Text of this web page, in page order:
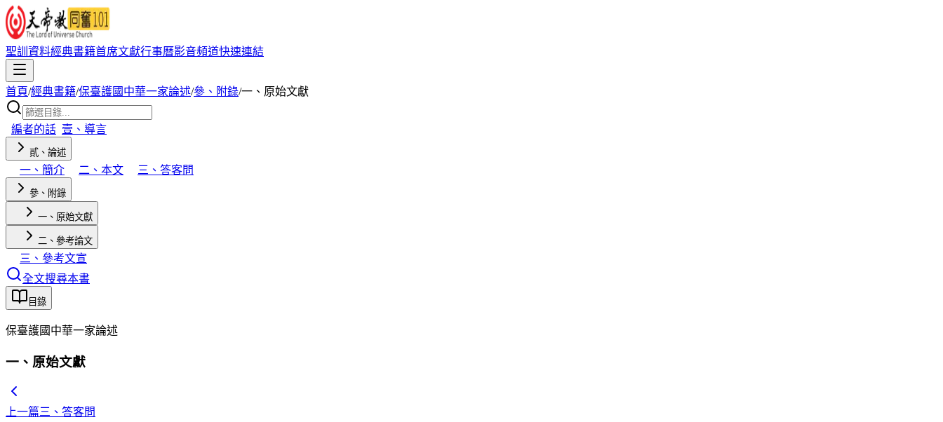
聖訓資料經典書籍首席文獻行事曆影音頻道快速連結
首頁/經典書籍/保臺護國中華一家論述/參、附錄/一、原始文獻
編者的話 壹、導言
貳、論述
一、簡介 二、本文 三、答客問
參、附錄
一、原始文獻
二、參考論文
三、參考文宣
全文搜尋本書
目錄
保臺護國中華一家論述
一、原始文獻
上一篇三、答客問